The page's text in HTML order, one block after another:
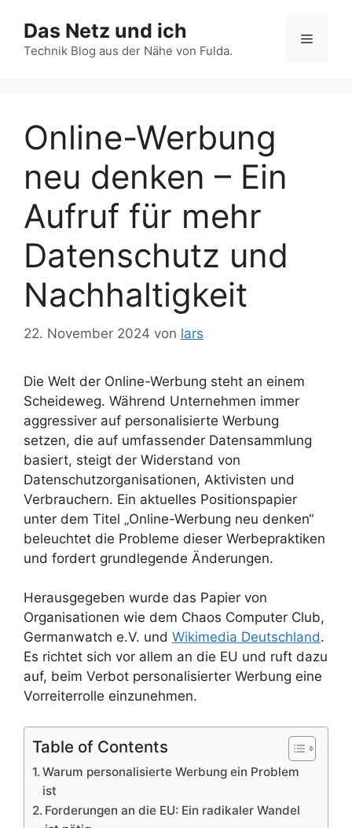
Inhalt
springen
Das Netz und ich
Technik Blog aus der Nähe von Fulda.
Menü
Online-Werbung
neu denken – Ein
Aufruf für mehr
Datenschutz und
Nachhaltigkeit
22. November 2024 von lars
Die Welt der Online-Werbung steht an einem
Scheideweg. Während Unternehmen immer
aggressiver auf personalisierte Werbung
setzen, die auf umfassender Datensammlung
basiert, steigt der Widerstand von
Datenschutzorganisationen, Aktivisten und
Verbrauchern. Ein aktuelles Positionspapier
unter dem Titel „Online-Werbung neu denken“
beleuchtet die Probleme dieser Werbepraktiken
und fordert grundlegende Änderungen.
Herausgegeben wurde das Papier von
Organisationen wie dem Chaos Computer Club,
Germanwatch e.V. und Wikimedia Deutschland.
Es richtet sich vor allem an die EU und ruft dazu
auf, beim Verbot personalisierter Werbung eine
Vorreiterrolle einzunehmen.
Table of Contents
Warum personalisierte Werbung ein Problem
ist
Forderungen an die EU: Ein radikaler Wandel